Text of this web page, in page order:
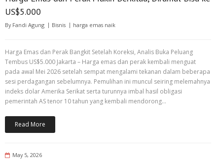
US$5.000
By Fandi Agung Bisnis harga emas naik
Harga Emas dan Perak Bangkit Setelah Koreksi, Analis Buka Peluang
Tembus US$5.000 Jakarta – Harga emas dan perak kembali menguat
pada awal Mei 2026 setelah sempat mengalami tekanan dalam beberapa
sesi perdagangan sebelumnya. Pemulihan ini muncul seiring melemahnya
indeks dolar Amerika Serikat serta turunnya imbal hasil obligasi
pemerintah AS tenor 10 tahun yang kembali mendorong…
Read More
May 5, 2026